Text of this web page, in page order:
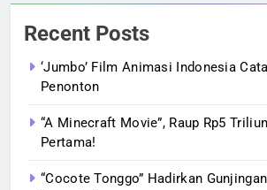
Recent Posts
‘Jumbo’ Film Animasi Indonesia
Penonton
“A Minecraft Movie”, Raup Rp5
Pertama!
“Cocote Tonggo” Hadirkan